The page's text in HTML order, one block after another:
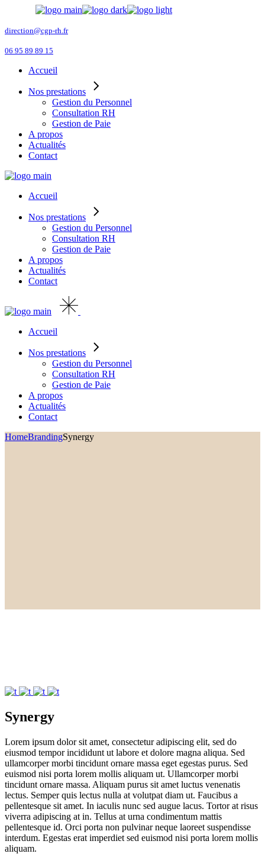
the
direction@cgp-rh.fr
06 95 89 89 15
Accueil
Nos prestations
Gestion du Personnel
Consultation RH
Gestion de Paie
A propos
Actualités
Contact
Accueil
Nos prestations
Gestion du Personnel
Consultation RH
Gestion de Paie
A propos
Actualités
Contact
Accueil
Nos prestations
Gestion du Personnel
Consultation RH
Gestion de Paie
A propos
Actualités
Contact
HomeBrandingSynergy
Synergy
Lorem ipsum dolor sit amet, consectetur adipiscing elit, sed do
eiusmod tempor incididunt ut labore et dolore magna aliqua. Sed
ullamcorper morbi tincidunt ornare massa eget egestas purus. Sed
euismod nisi porta lorem mollis aliquam ut. Ullamcorper morbi
tincidunt ornare massa. Aliquam purus sit amet luctus venenatis
lectus. Semper quis lectus nulla at volutpat diam ut. Faucibus a
pellentesque sit amet. In iaculis nunc sed augue lacus. Tortor at risus
viverra adipiscing at in. Tellus at urna condimentum mattis
pellentesque id. Orci porta non pulvinar neque laoreet suspendisse
interdum. Egestas erat imperdiet sed euismod nisi porta lorem mollis
aliquam.